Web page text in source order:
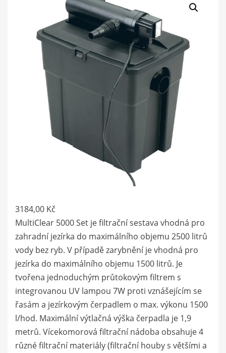
3184,00 Kč
MultiClear 5000 Set je filtrační sestava vhodná pro
zahradní jezírka do maximálního objemu 2500 litrů
vody bez ryb. V případě zarybnění je vhodná pro
jezírka do maximálního objemu 1500 litrů. Je
tvořena jednoduchým průtokovým filtrem s
integrovanou UV lampou 7W proti vznášejícím se
řasám a jezírkovým čerpadlem o max. výkonu 1500
l/hod. Maximální výtlačná výška čerpadla je 1,9
metrů. Vícekomorová filtrační nádoba obsahuje 4
různé filtrační materiály (filtrační houby s většími a